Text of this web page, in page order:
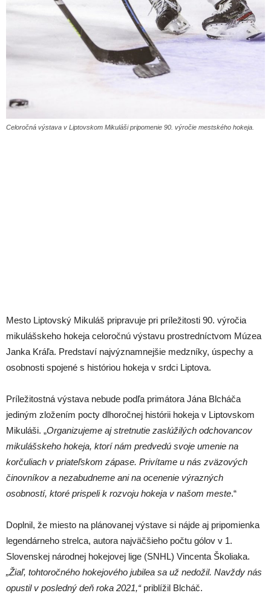
Celoročná výstava v Liptovskom Mikuláši pripomenie 90. výročie mestského hokeja.
Mesto Liptovský Mikuláš pripravuje pri príležitosti 90. výročia
mikulášskeho hokeja celoročnú výstavu prostredníctvom Múzea
Janka Kráľa. Predstaví najvýznamnejšie medzníky, úspechy a
osobnosti spojené s históriou hokeja v srdci Liptova.
Príležitostná výstava nebude podľa primátora Jána Blcháča
jediným zložením pocty dlhoročnej histórii hokeja v Liptovskom
Mikuláši. „Organizujeme aj stretnutie zaslúžilých odchovancov
mikulášskeho hokeja, ktorí nám predvedú svoje umenie na
korčuliach v priateľskom zápase. Privítame u nás zväzových
činovníkov a nezabudneme ani na ocenenie výrazných
osobností, ktoré prispeli k rozvoju hokeja v našom meste.“
Doplnil, že miesto na plánovanej výstave si nájde aj pripomienka
legendárneho strelca, autora najväčšieho počtu gólov v 1.
Slovenskej národnej hokejovej lige (SNHL) Vincenta Školiaka.
„Žiaľ, tohtoročného hokejového jubilea sa už nedožil. Navždy nás
opustil v posledný deň roka 2021,“priblížil Blcháč.